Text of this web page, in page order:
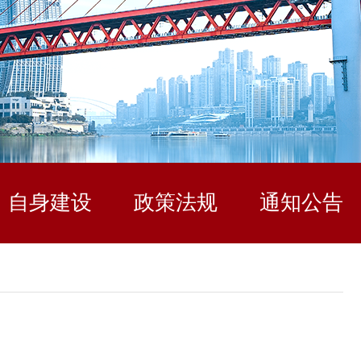
自身建设 政策法规 通知公告